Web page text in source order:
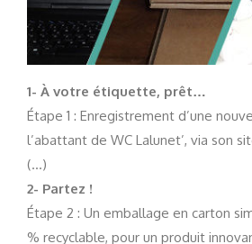
1- À votre étiquette, prêt…
Étape 1 : Enregistrement d’une
l’abattant de WC Lalunet’, via son
(…)
2- Partez !
Étape 2 : Un emballage en carton
% recyclable, pour un produit